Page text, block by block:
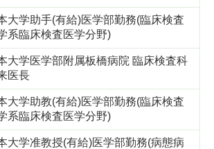
大学助手(有給)医学部勤務(臨床検査
系臨床検査医学分野)
大学医学部附属板橋病院 臨床検査科
医長
大学助教(有給)医学部勤務(臨床検査
系臨床検査医学分野)
大学准教授(有給)医学部勤務(病態病